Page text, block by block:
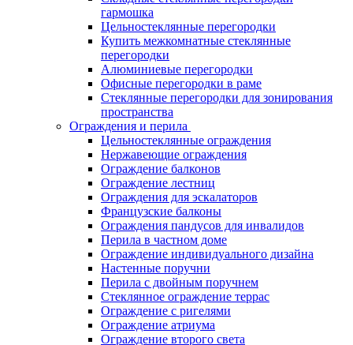
гармошка
Цельностеклянные перегородки
Купить межкомнатные стеклянные
перегородки
Алюминиевые перегородки
Офисные перегородки в раме
Стеклянные перегородки для зонирования
пространства
Ограждения и перила
Цельностеклянные ограждения
Нержавеющие ограждения
Ограждение балконов
Ограждение лестниц
Ограждения для эскалаторов
Французские балконы
Ограждения пандусов для инвалидов
Перила в частном доме
Ограждение индивидуального дизайна
Настенные поручни
Перила с двойным поручнем
Стеклянное ограждение террас
Ограждение с ригелями
Ограждение атриума
Ограждение второго света